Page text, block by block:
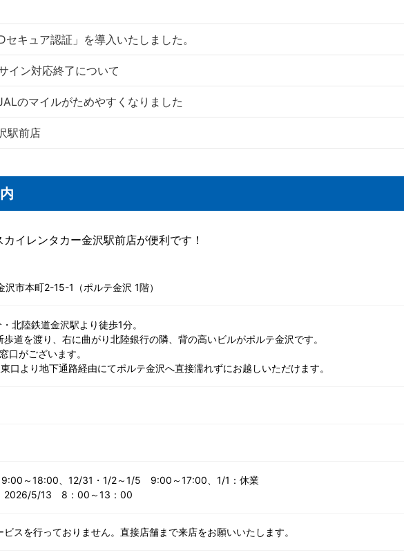
キュア認証」を導入いたしました。
イン対応終了について
のマイルがためやすくなりました
駅前店
イレンタカー金沢駅前店が便利です！
市本町2-15-1（ポルテ金沢 1階）
北陸鉄道金沢駅より徒歩1分。
道を渡り、右に曲がり北陸銀行の隣、背の高いビルがポルテ金沢です。
口がございます。
口より地下通路経由にてポルテ金沢へ直接濡れずにお越しいただけます。
～18:00、12/31・1/2～1/5 9:00～17:00、1/1：休業
】2026/5/13 8：00～13：00
スを行っておりません。直接店舗まで来店をお願いいたします。